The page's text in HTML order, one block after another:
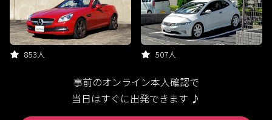
853人 507人
事前のオンライン本人確認で
当日はすぐに出発できます ♪